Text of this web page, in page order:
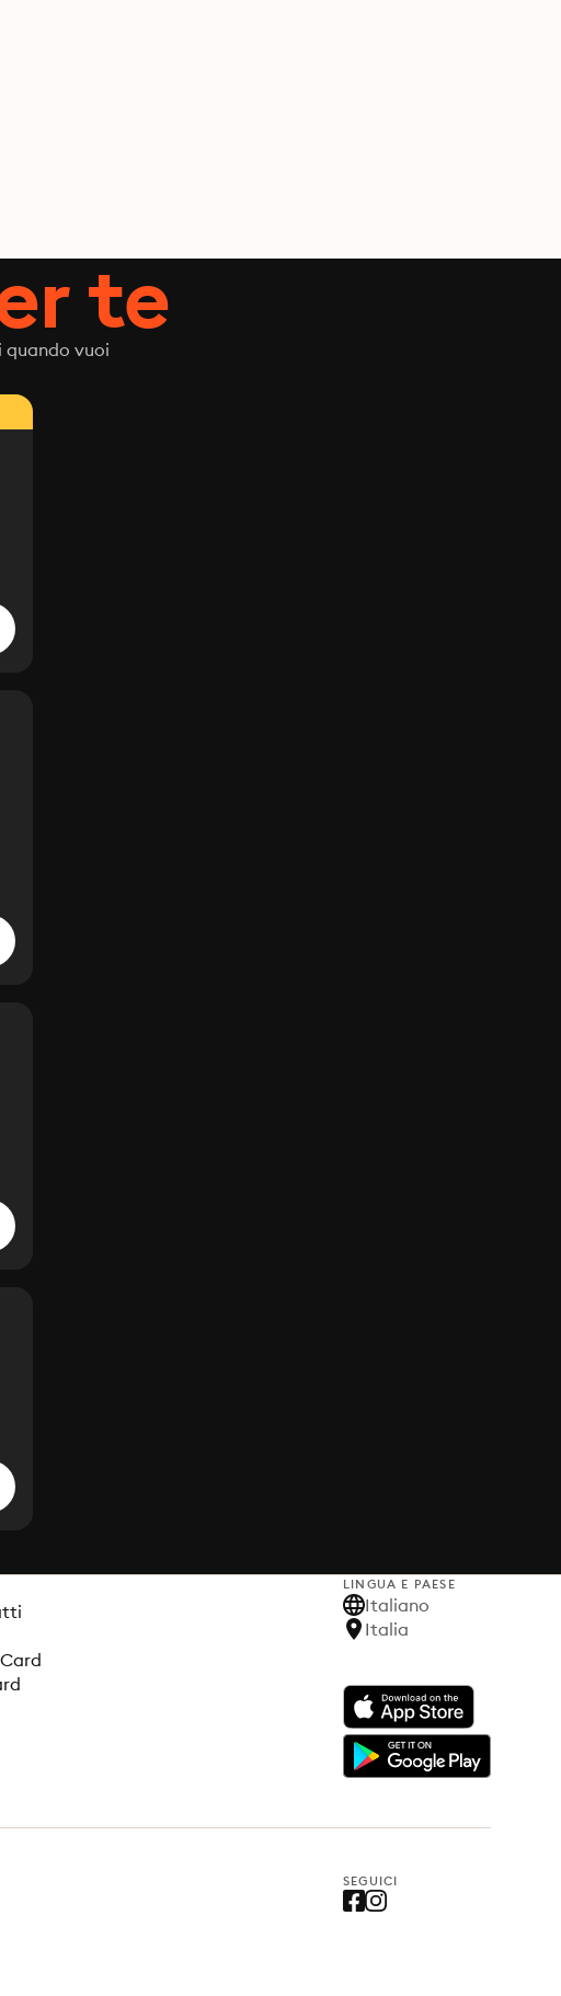
te
quando vuoi
LINGUA E PAESE
Italiano
Italia
SEGUICI